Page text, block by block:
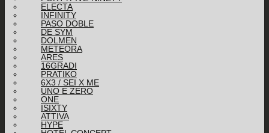
ELECTA
INFINITY
PASO DOBLE
DE SYM
DOLMEN
METEORA
ARES
16GRADI
PRATIKO
6X3 / SEI X ME
UNO E ZERO
ONE
ISIXTY
ATTIVA
HYPE